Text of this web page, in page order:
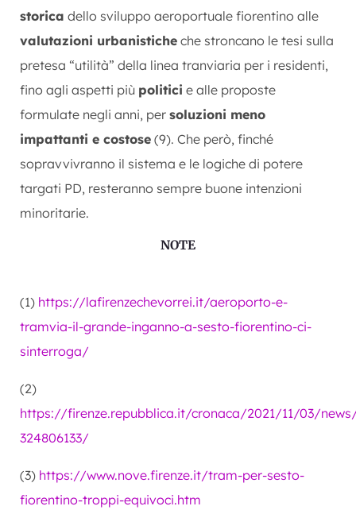
storica dello sviluppo aeroportuale fiorentino alle
valutazioni urbanistiche che stroncano le tesi sulla
pretesa “utilità” della linea tranviaria per i residenti,
fino agli aspetti più politici e alle proposte
formulate negli anni, per soluzioni meno
impattanti e costose (9). Che però, finché
sopravvivranno il sistema e le logiche di potere
targati PD, resteranno sempre buone intenzioni
minoritarie.
NOTE
(1) https://lafirenzechevorrei.it/aeroporto-e-
tramvia-il-grande-inganno-a-sesto-fiorentino-ci-
sinterroga/
(2)
https://firenze.repubblica.it/cronaca/2021/11/03/
324806133/
(3) https://www.nove.firenze.it/tram-per-sesto-
fiorentino-troppi-equivoci.htm